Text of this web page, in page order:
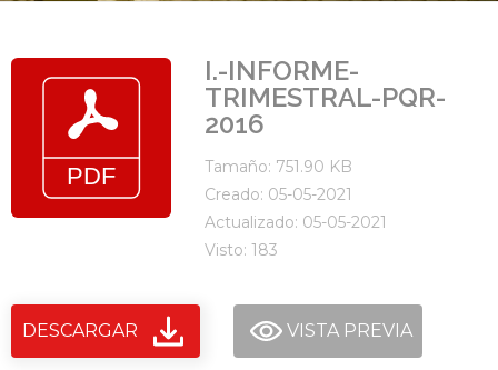
I.-INFORME-
TRIMESTRAL-PQR-
2016
Tamaño: 751.90 KB
Creado: 05-05-2021
Actualizado: 05-05-2021
Visto: 183
DESCARGAR VISTA PREVIA